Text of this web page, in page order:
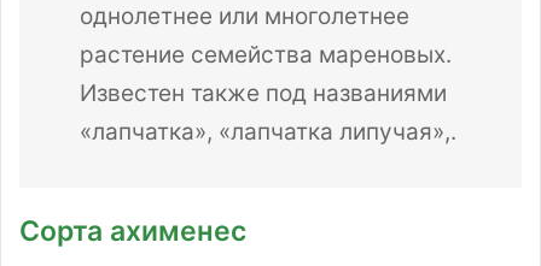
однолетнее или многолетнее
растение семейства мареновых.
Известен также под названиями
«лапчатка», «лапчатка липучая»,.
Сорта ахименес